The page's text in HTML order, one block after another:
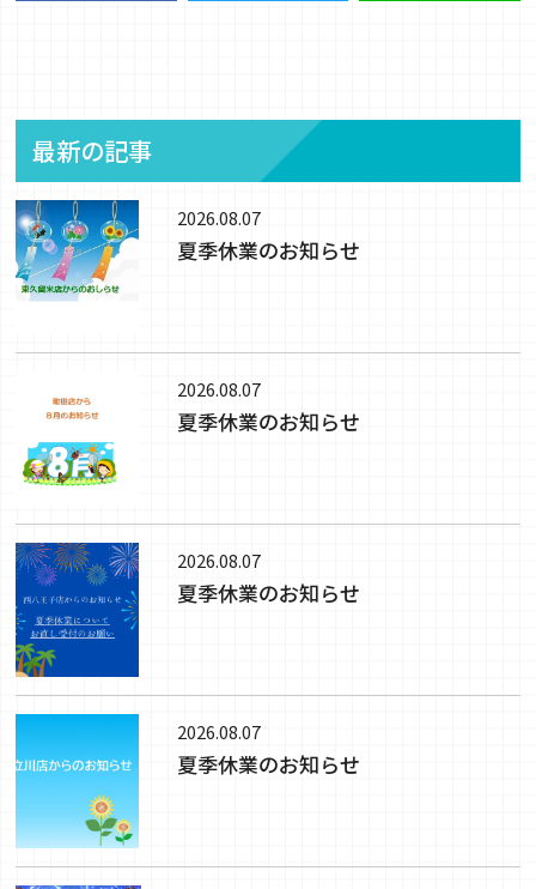
最新の記事
2026.08.07
夏季休業のお知らせ
2026.08.07
夏季休業のお知らせ
2026.08.07
夏季休業のお知らせ
2026.08.07
夏季休業のお知らせ